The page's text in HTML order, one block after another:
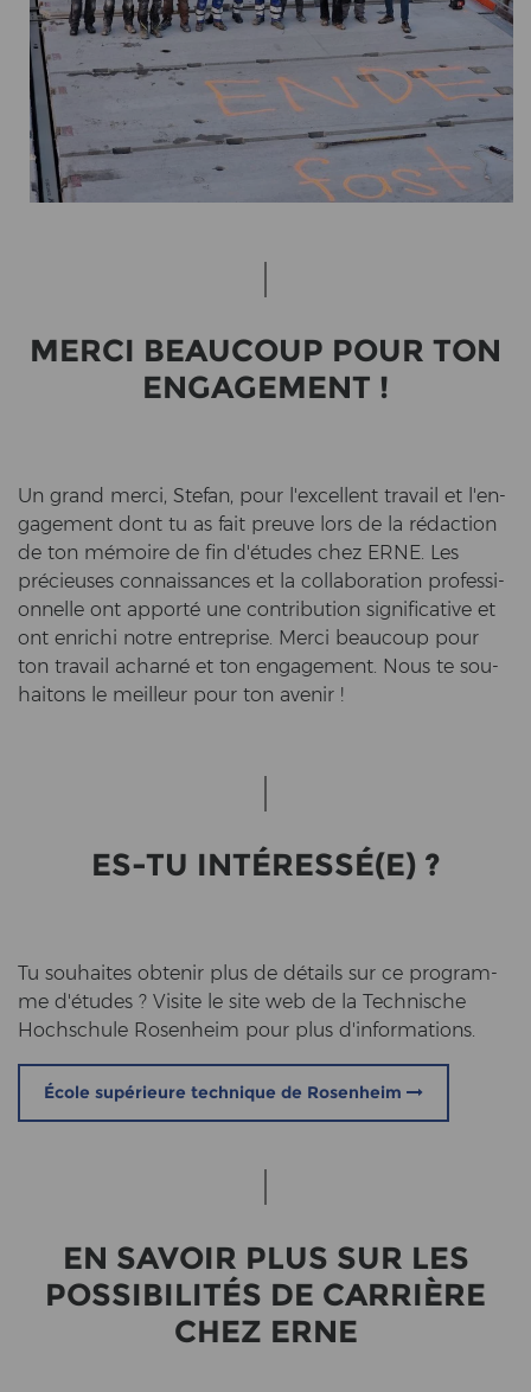
MERCI BEAU­COUP POUR TON
EN­GA­GE­MENT !
Un grand merci, Ste­fan, pour l'ex­cel­lent tra­vail et l'en­
ga­ge­ment dont tu as fait preuve lors de la rédaction
de ton mémoire de fin d'études chez ERNE. Les
précieuses con­nais­sances et la col­la­bo­ra­ti­on pro­fes­si­
on­nel­le ont apporté une con­tri­bu­ti­on si­gni­fi­ca­ti­ve et
ont en­ri­chi notre en­t­re­pri­se. Merci beau­coup pour
ton tra­vail acharné et ton en­ga­ge­ment. Nous te sou­
hai­tons le meil­leur pour ton ave­nir !
ES-TU INTÉRESSÉ(E) ?
Tu sou­hai­tes ob­tenir plus de détails sur ce pro­gram­
me d'études ? Vi­si­te le site web de la Tech­ni­sche
Hoch­schu­le Ro­sen­heim pour plus d'in­for­ma­ti­ons.
École supérieure technique de Rosenheim
EN SA­VOIR PLUS SUR LES
POSSIBILITÉS DE CARRIÈRE
CHEZ ERNE